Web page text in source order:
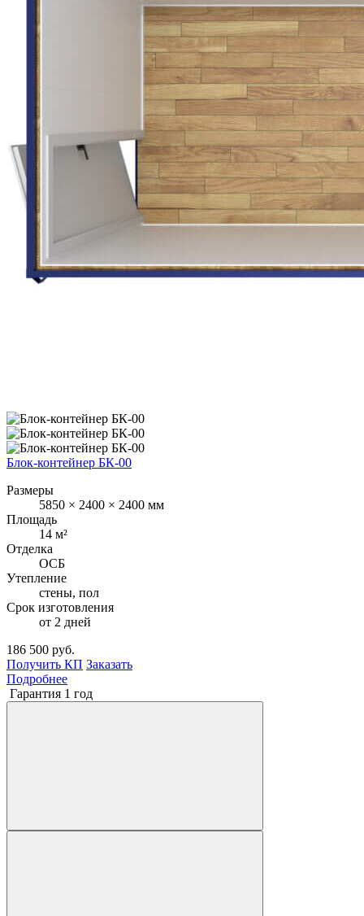
Блок-контейнер БК-00
Размеры
5850 × 2400 × 2400 мм
Площадь
14 м²
Отделка
ОСБ
Утепление
стены, пол
Срок изготовления
от 2 дней
186 500 руб.
Получить КП Заказать
Подробнее
Гарантия 1 год